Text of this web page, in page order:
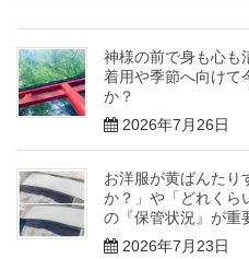
神様の前で身も心も
着用や季節へ向けて
か？
2026年7月26日
お洋服が黄ばんたり
か？」や「どれくら
の『保管状況』が重
2026年7月23日